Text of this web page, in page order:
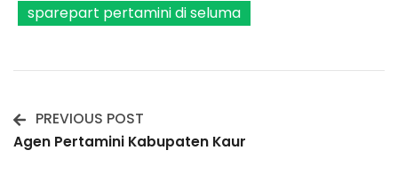
sparepart pertamini di seluma
Post
PREVIOUS POST
Agen Pertamini Kabupaten Kaur